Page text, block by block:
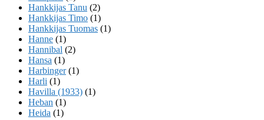
Hankkijas Tanu (2)
Hankkijas Timo (1)
Hankkijas Tuomas (1)
Hanne (1)
Hannibal (2)
Hansa (1)
Harbinger(1)
Harli (1)
Havilla (1933) (1)
Heban (1)
Heida (1)